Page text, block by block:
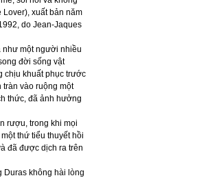
Lover), xuất bản năm
do Jean-Jaques
như một người nhiều
đời sống vật
chịu khuất phục trước
vào ruộng một
thức, đã ảnh hưởng
rượu, trong khi mọi
thứ tiểu thuyết hồi
đã được dịch ra trên
Duras không hài lòng